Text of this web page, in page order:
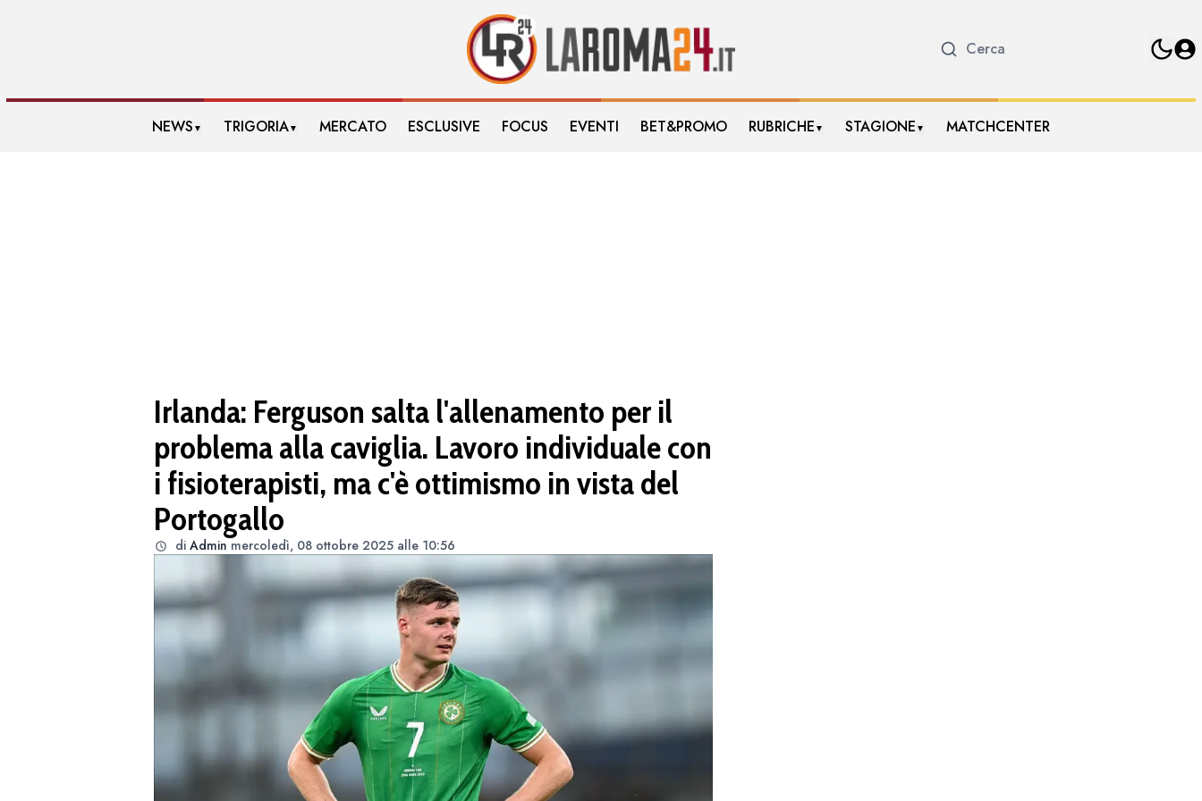
NEWS ▼ TRIGORIA▼ MERCATO ESCLUSIVE FOCUS EVENTI BET&PROMO RUBRICHE ▼ STAGIONE ▼ MATCHCENTER
Irlanda: Ferguson salta l'allenamento per il
problema alla caviglia. Lavoro individuale con
i fisioterapisti, ma c'è ottimismo in vista del
Portogallo
di Admin mercoledì, 08 ottobre 2025 alle 10:56